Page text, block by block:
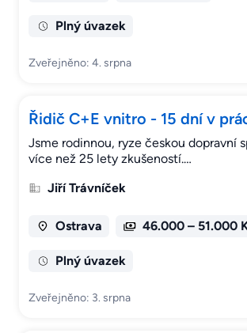
Plný úvazek
Zveřejněno: 4. srpna
Řidič C+E vnitro - 15 dní v
Jsme rodinnou, ryze českou dopravní
více než 25 lety zkušeností.…
Jiří Trávníček
Ostrava 46.000 – 51.000
Plný úvazek
Zveřejněno: 3. srpna